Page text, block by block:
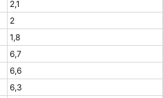
2,1
2
1,8
6,7
6,6
6,3